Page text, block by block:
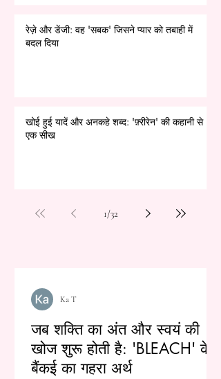
रेज़े और डेंजी: वह 'सबक' जिसने प्यार को तबाही में
बदल दिया
खोई हुई यादें और अनकहे शब्द: 'फ़्रीरेन' की कहानी से
एक सीख
1/32
जब शक्ति का अंत और स्वयं की
खोज शुरू होती है: 'BLEACH' के
बैंकई का गहरा अर्थ
Ka T